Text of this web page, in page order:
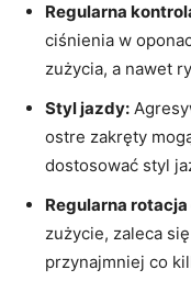
Regularna
ciśnienia w
zużycia, a ⁢nawet
Styl jazdy:
ostre ⁤zakręty
dostosować ​styl
Regularna rotacja
zużycie, zaleca
przynajmniej co